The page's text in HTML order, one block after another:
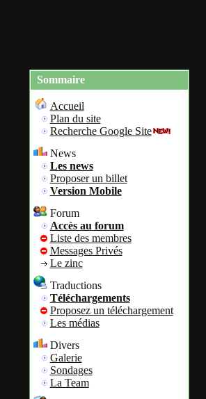
Sommaire
Accueil
Plan du site
Recherche Google Site
News
Les news
Proposer un billet
Version Mobile
Forum
Accès au forum
Liste des membres
Messages Privés
Le zinc
Traductions
Téléchargements
Proposez un téléchargement
Les médias
Divers
Galerie
Sondages
La Team